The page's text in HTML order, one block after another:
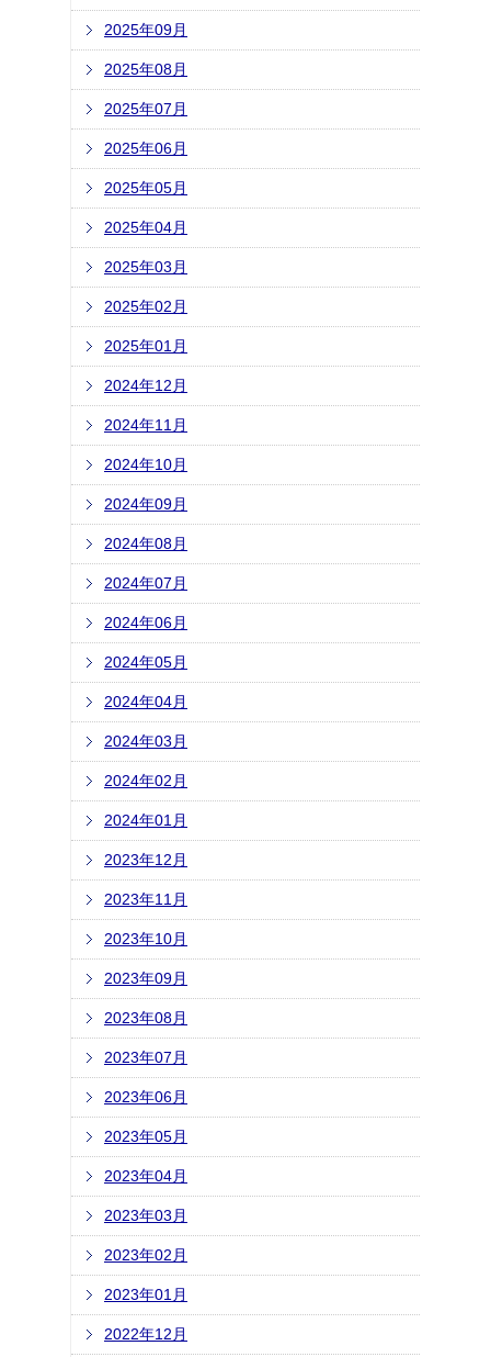
2025年09月
2025年08月
2025年07月
2025年06月
2025年05月
2025年04月
2025年03月
2025年02月
2025年01月
2024年12月
2024年11月
2024年10月
2024年09月
2024年08月
2024年07月
2024年06月
2024年05月
2024年04月
2024年03月
2024年02月
2024年01月
2023年12月
2023年11月
2023年10月
2023年09月
2023年08月
2023年07月
2023年06月
2023年05月
2023年04月
2023年03月
2023年02月
2023年01月
2022年12月